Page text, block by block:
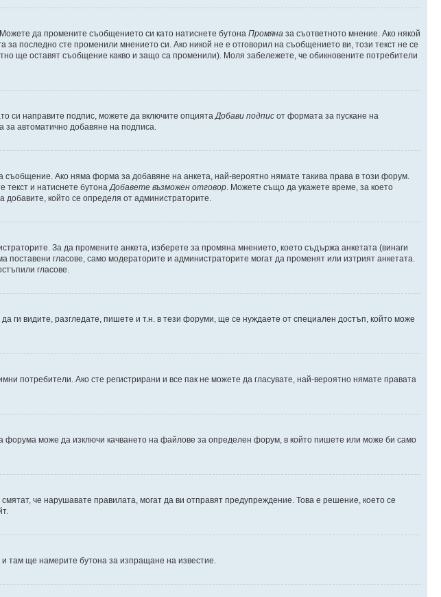
да промените съобщението си като натиснете бутона Промяна за съответното мнение. Ако някой
за последно сте променили мнението си. Ако никой не е отговорил на съобщението ви, този текст не се
ще оставят съобщение какво и защо са променили). Моля забележете, че обикновените потребители
си направите подпис, можете да включите опциятаДобави подпис от формата за пускане на
автоматично добавяне на подписа.
съобщение. Ако няма форма за добавяне на анкета, най-вероятно нямате такива права в този форум.
текст и натиснете бутонаДобавете възможен отговор. Можете също да укажете време, за което
добавите, който се определя от администраторите.
За да промените анкета, изберете за промяна мнението, което съдържа анкетата (винаги
гласове, само модераторите и администраторите могат да променят или изтрият анкетата.
гласове.
ги видите, разгледате, пишете и т.н. в тези форуми, ще се нуждаете от специален достъп, който може
потребители. Ако сте регистрирани и все пак не можете да гласувате, най-вероятно нямате правата
може да изключи качването на файлове за определен форум, в който пишете или може би само
че нарушавате правилата, могат да ви отправят предупреждение. Това е решение, което се
там ще намерите бутона за изпращане на известие.